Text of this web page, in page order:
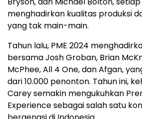
menghadirkan kualitas produksi
yang tak main-main.
Tahun lalu, PME 2024
bersamaJosh Groban, Brian
McPhee, All 4 One, dan Afgan,
dari 10.000 penonton. Tahun ini,
Careysemakin mengukuhkan
Experience sebagai salah satu